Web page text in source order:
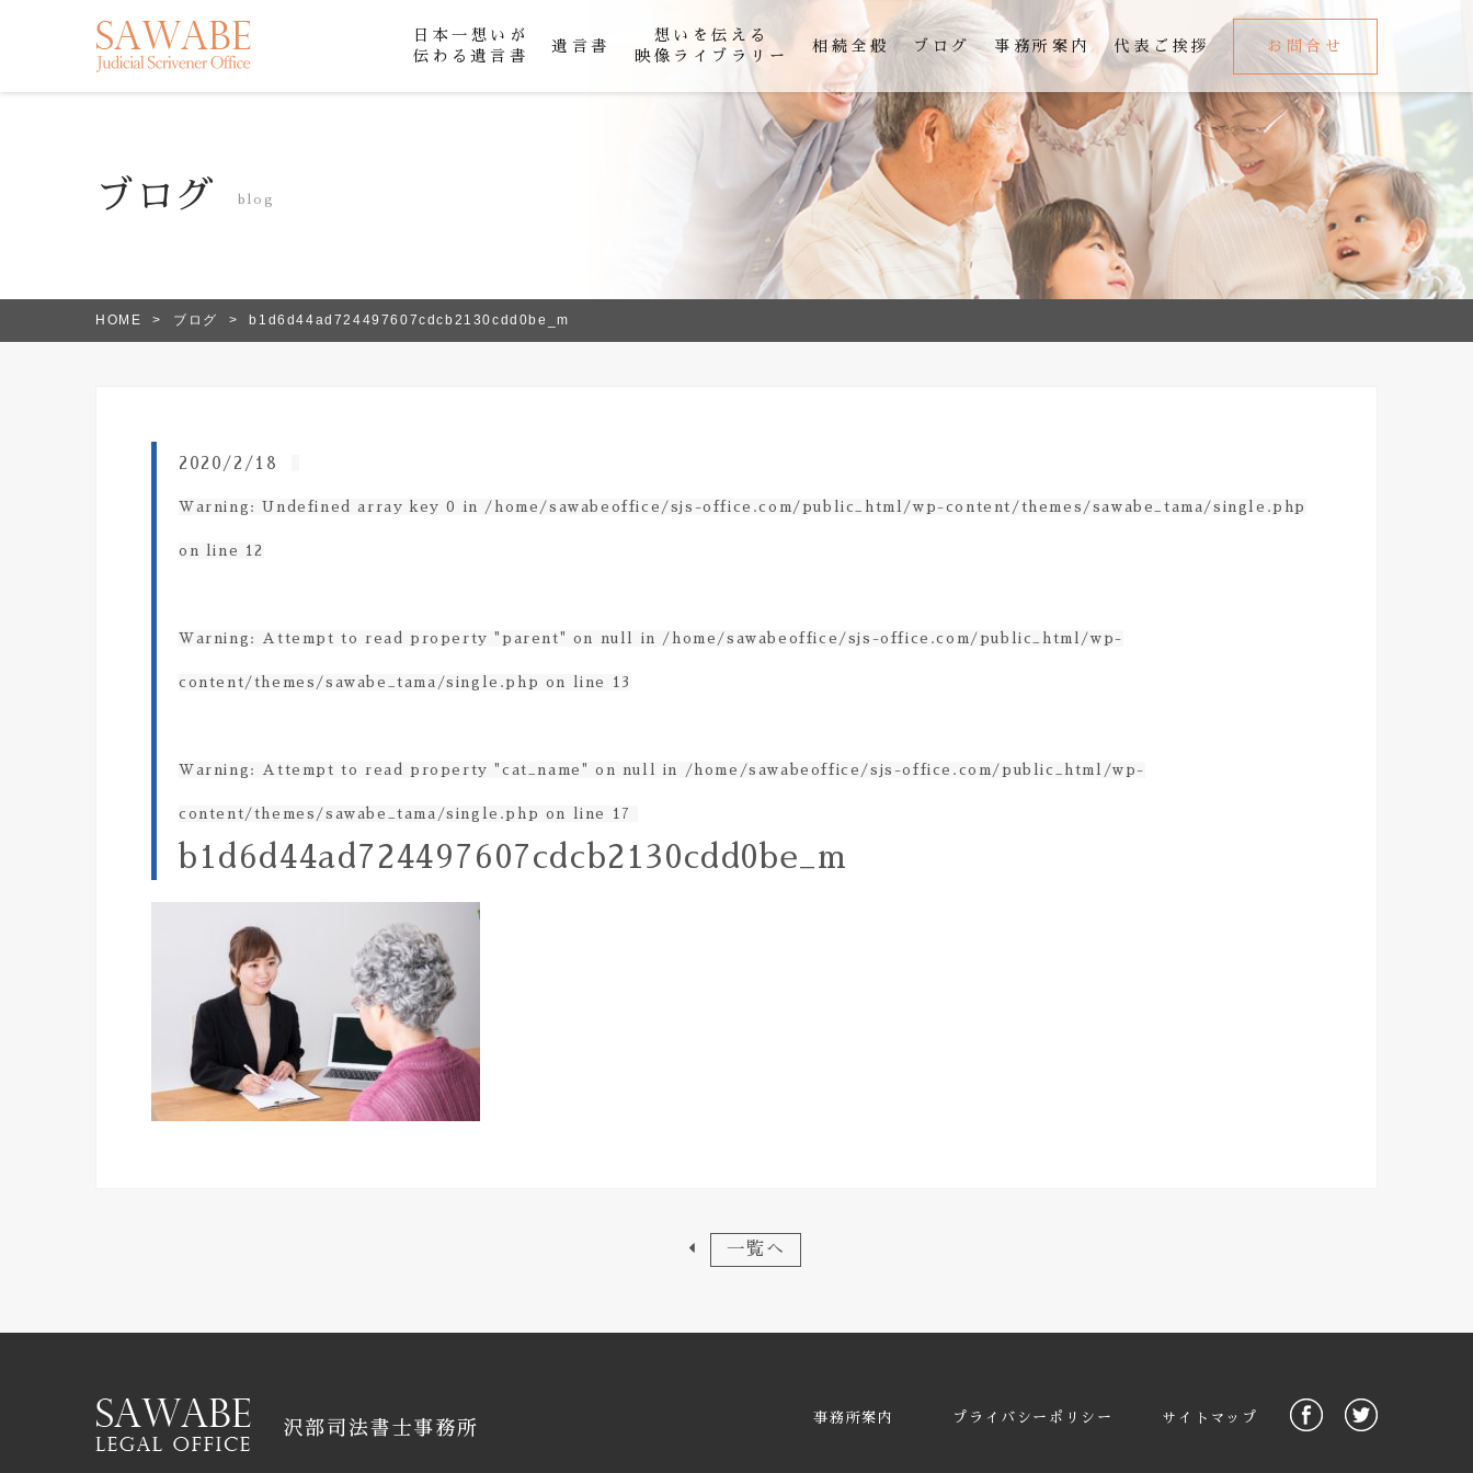
日本一想いが
伝わる遺言書
遺言書
想いを伝える
映像ライブラリー
相続全般 ブログ 事務所案内 代表ご挨拶 お問合せ
ブログ blog
HOME ブログ b1d6d44ad724497607cdcb2130cdd0be_m
2020/2/18
Warning : Undefined array key 0 in /home/sawabeoffice/sjs-office.com/public_html/wp-content/themes/sawabe_tama/single.php
on line 12
Warning : Attempt to read property "parent" on null in /home/sawabeoffice/sjs-office.com/public_html/wp-
content/themes/sawabe_tama/single.php on line 13
Warning : Attempt to read property "cat_name" on null in /home/sawabeoffice/sjs-office.com/public_html/wp-
content/themes/sawabe_tama/single.php on line 17
b1d6d44ad724497607cdcb2130cdd0be_m
一覧へ
事務所案内 プライバシーポリシー サイトマップ